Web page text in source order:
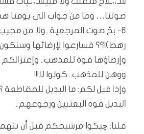
صوتنا… وما من جواب الى يومنا
٦- بحّ صوت المرجعية.. ولا من
رهط)!؟؟ فسارعوا لإرضائها
وإرضاؤها قوة للمذهب..
ووهن للمذهب.. كولوا لا!!!
وإذا قيل لكم: ما البديل للمقاطعة
البديل قوة البعثيين ورجوعهم..
قلنا: چيكوا مرشيحكم قبل أن